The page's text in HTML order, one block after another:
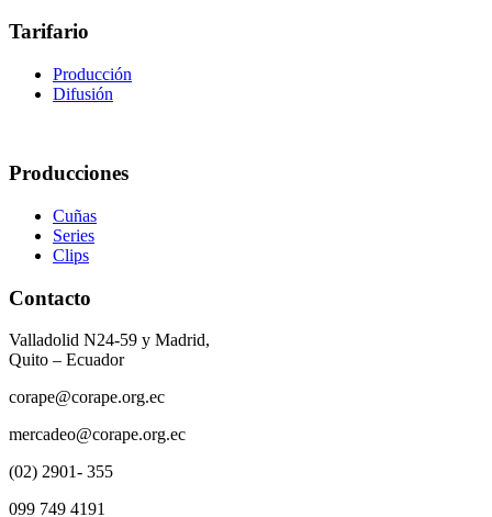
Tarifario
Producción
Difusión
Producciones
Cuñas
Series
Clips
Contacto
Valladolid N24-59 y Madrid,
Quito – Ecuador
corape@corape.org.ec
mercadeo@corape.org.ec
(02) 2901- 355
099 749 4191